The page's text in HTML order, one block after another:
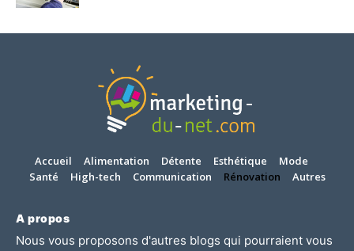
Accueil Alimentation Détente Esthétique
Mode
Santé
High-tech Communication Rénovation Autres
A propos
Nous vous proposons d'autres blogs qui pourraient vous